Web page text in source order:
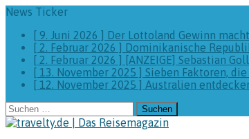
News Ticker
[ 9. Juni 2026 ] Der Lottoland Gewinn
[ 2. Februar 2026 ] Dominikanische
[ 2. Februar 2026 ] [ANZEIGE] Sebastian
[ 13. November 2025 ] Sieben Faktoren,
[ 12. November 2025 ] Australien
Suchen
nach: